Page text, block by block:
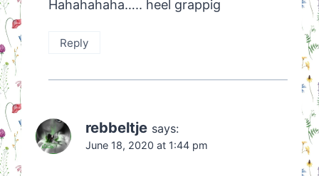
Hahahahaha….. heel grappig
Reply
rebbeltje says:
June 18, 2020 at 1:44 pm